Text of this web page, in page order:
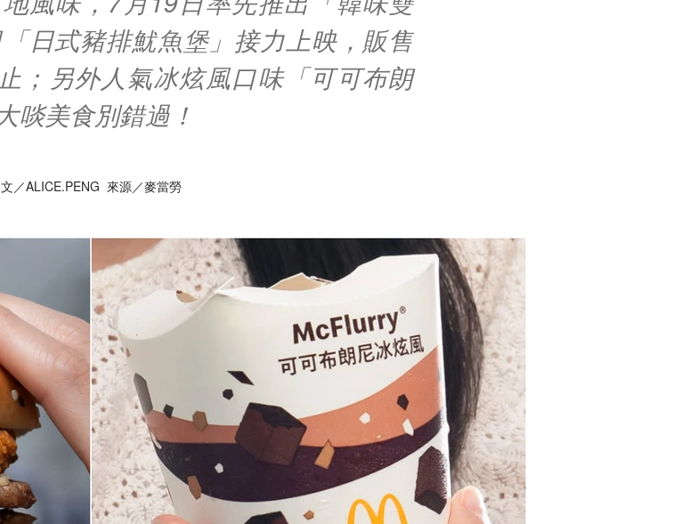
日式豬排魷魚堡」接力上映，販售
；另外人氣冰炫風口味「可可布朗
啖美食別錯過！
文／ALICE.PENG 來源／麥當勞